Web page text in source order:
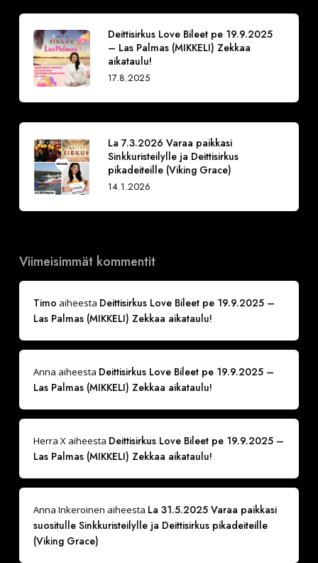
Deittisirkus Love Bileet pe 19.9.2025
– Las Palmas (MIKKELI) Zekkaa
aikataulu!
17.8.2025
La 7.3.2026 Varaa paikkasi
Sinkkuristeilylle ja Deittisirkus
pikadeiteille (Viking Grace)
14.1.2026
Viimeisimmät kommentit
Timo aiheesta Deittisirkus Love Bileet pe 19.9.2025 –
Las Palmas (MIKKELI) Zekkaa aikataulu!
Anna aiheesta Deittisirkus Love Bileet pe 19.9.2025 –
Las Palmas (MIKKELI) Zekkaa aikataulu!
Herra Xaiheesta Deittisirkus Love Bileet pe 19.9.2025 –
Las Palmas (MIKKELI) Zekkaa aikataulu!
Anna Inkeroinen aiheesta La 31.5.2025 Varaa paikkasi
suositulle Sinkkuristeilylle ja Deittisirkus pikadeiteille
(Viking Grace)